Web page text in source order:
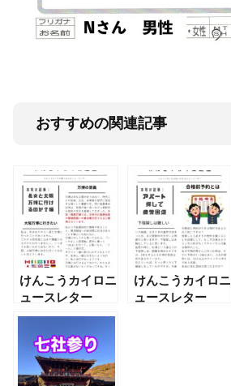
おすすめの関連記事
けんこうカイロニ
ュースレター
2025年2月5日発
けんこうカイロニ
ュースレター